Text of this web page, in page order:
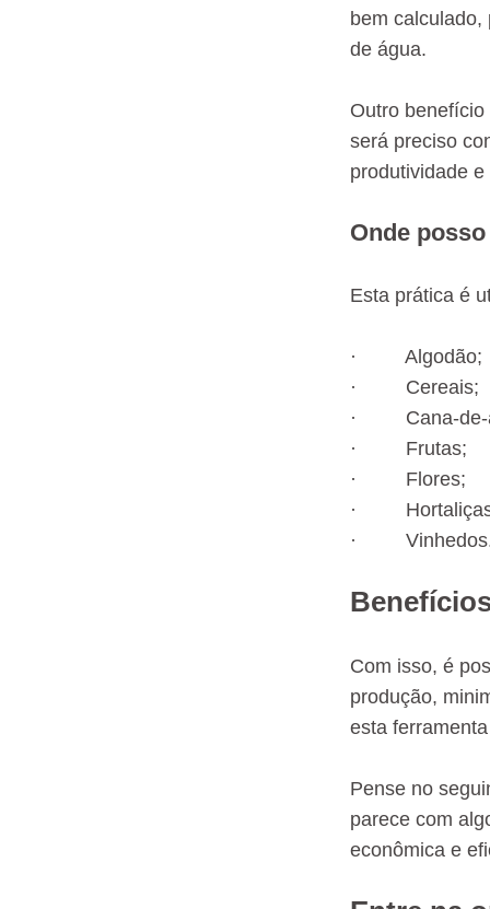
bem calculado,
de água.
Outro
será preciso
produtividade
Onde
Esta prática é
· Algodão;
· Cereais;
· Cana-de-
· Frutas;
· Flores;
·
·
Com isso, é
produção,
esta
Pense no
parece com
econômica e